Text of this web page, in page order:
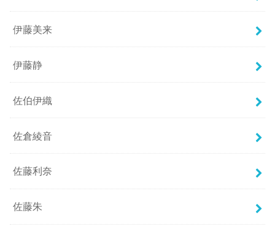
伊藤美来
伊藤静
佐伯伊織
佐倉綾音
佐藤利奈
佐藤朱